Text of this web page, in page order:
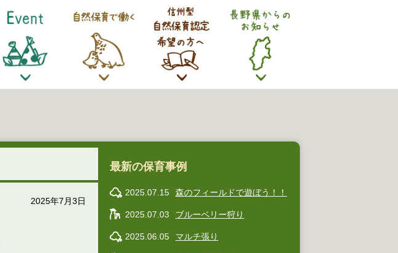
2025年7月3日
最新の保育事例
2025.07.15 森のフィールドで遊ぼう！！
2025.07.03 ブルーベリー狩り
2025.06.05 マルチ張り